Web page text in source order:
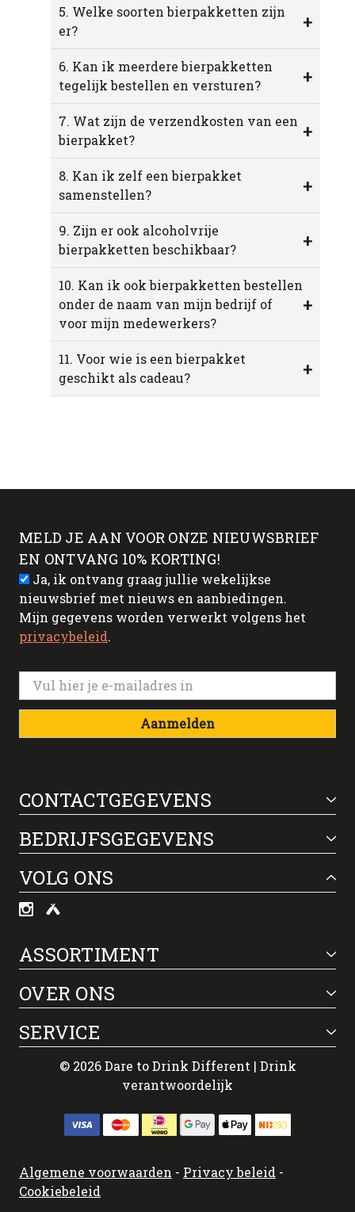
5. Welke soorten bierpakketten zijn
er?
+
6. Kan ik meerdere bierpakketten
tegelijk bestellen en versturen?
+
7. Wat zijn de verzendkosten van een
bierpakket?
+
8. Kan ik zelf een bierpakket
samenstellen?
+
9. Zijn er ook alcoholvrije
bierpakketten beschikbaar?
+
10. Kan ik ook bierpakketten bestellen
onder de naam van mijn bedrijf of
voor mijn medewerkers?
+
11. Voor wie is een bierpakket
geschikt als cadeau?
+
MELD JE AAN VOOR ONZE NIEUWSBRIEF
EN ONTVANG 10% KORTING!
Ja, ik ontvang graag jullie wekelijkse
nieuwsbrief met nieuws en aanbiedingen.
Mijn gegevens worden verwerkt volgens het
privacybeleid.
Aanmelden
CONTACTGEGEVENS
BEDRIJFSGEGEVENS
VOLG ONS
ASSORTIMENT
OVER ONS
SERVICE
© 2026 Dare to Drink Different | Drink
verantwoordelijk
Algemene voorwaarden - Privacy beleid -
Cookiebeleid